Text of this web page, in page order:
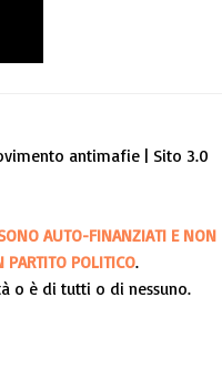
antimafie | Sito 3.0
AUTO-FINANZIATI E NON
PARTITO POLITICO.
o è di tutti o di nessuno.